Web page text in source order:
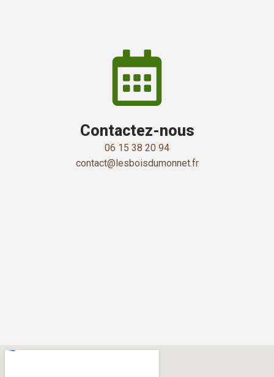
Contactez-nous
06 15 38 20 94
contact@lesboisdumonnet.fr